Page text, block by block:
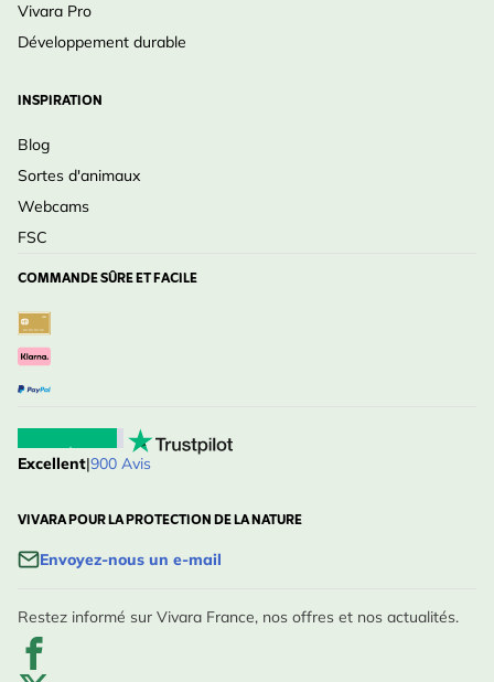
Vivara Pro
Développement durable
INSPIRATION
Blog
Sortes d'animaux
Webcams
FSC
COMMANDE SÛRE ET FACILE
Excellent|900 Avis
VIVARA POUR LA PROTECTION DE LA NATURE
Envoyez-nous un e-mail
Restez informé sur Vivara France, nos offres et nos actualités.